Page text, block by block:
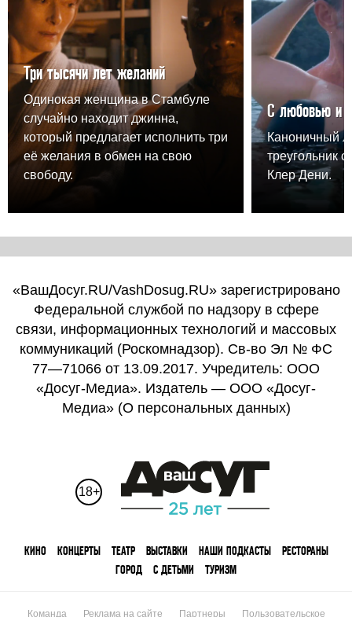
Три тысячи лет желаний
Одинокая женщина в Стамбуле
случайно находит джинна,
который предлагает исполнить три
её желания в обмен на свою
свободу.
С любовью и
Каноничный
треугольник
Клер Дени.
«ВашДосуг.RU/VashDosug.RU» зарегистрировано
Федеральной службой по надзору в сфере
связи, информационных технологий и массовых
коммуникаций (Роскомнадзор). Св-во Эл № ФС
77—71066 от 13.09.2017. Учредитель: ООО
«Досуг-Медиа». Издатель — ООО «Досуг-
Медиа» (О персональных данных)
18+
КИНО КОНЦЕРТЫ ТЕАТР ВЫСТАВКИ НАШИ ПОДКАСТЫ
РЕСТОРАНЫ
ГОРОД
С ДЕТЬМИ ТУРИЗМ
Команда Реклама на сайте Партнеры Пользовательское